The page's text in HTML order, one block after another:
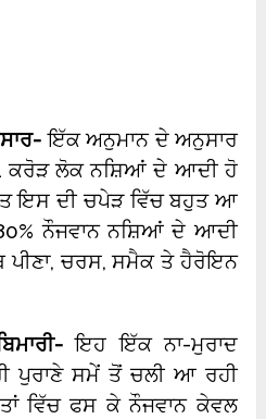
ਇੱਕ ਅਨੁਮਾਨ ਦੇ ਅਨੁਸਾਰ
ਕਰੋੜ ਲੋਕ ਨਸ਼ਿਆਂ ਦੇ ਆਦੀ ਹੋ
ਇਸ ਦੀ ਚਪੇੜ ਵਿੱਚ ਬਹੁਤ ਆ
ਨੌਜਵਾਨ ਨਸ਼ਿਆਂ ਦੇ ਆਦੀ
ਚਰਸ, ਸਮੈਕ ਤੇ ਹੈਰੋਇਨ
ਇਹ ਇੱਕ ਨਾ-ਮੁਰਾਦ
ਪੁਰਾਣੇ ਸਮੇਂ ਤੋਂ ਚਲੀ ਆ ਰਹੀ
ਵਿੱਚ ਫਸ ਕੇ ਨੌਜਵਾਨ ਕੇਵਲ